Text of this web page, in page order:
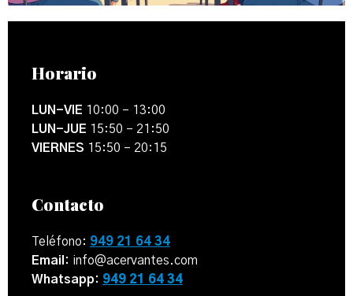
Horario
LUN-VIE 10:00 – 13:00
LUN-JUE 15:50 – 21:50
VIERNES 15:50 – 20:15
Contacto
Teléfono: 949 21 64 34
Email: info@acervantes.com
Whatsapp: 949 21 64 34